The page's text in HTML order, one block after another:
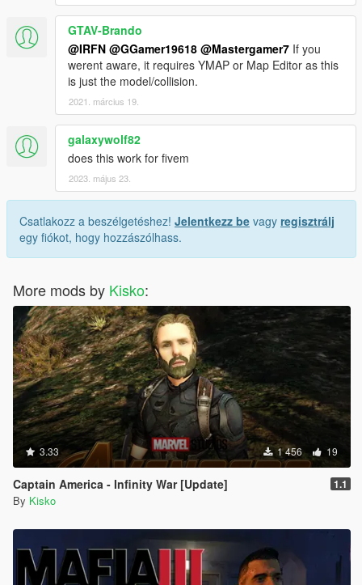
GTAV-Brando
@IRFN @GGamer19618 @Mastergamer7 If you
werent aware, it requires YMAP or Map Editor as this
is just the model/collision.
2021. március 19.
galaxywolf82
does this work for fivem
2023. május 23.
Csatlakozz a beszélgetéshez! Jelentkezz be vagy regisztrálj
egy fiókot, hogy hozzászólhass.
More mods by Kisko:
3.33 1 456 19
Captain America - Infinity War [Update] 1.1
By Kisko